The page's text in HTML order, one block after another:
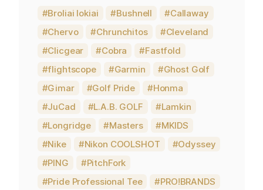
Broliai lokiai Bushnell
Callaway
Chervo
Chrunchitos
Cleveland
Clicgear
Cobra
Fastfold
flightscope
Garmin
Ghost Golf
Gimar
Golf Pride
Honma
JuCad
L.A.B. GOLF
Lamkin
Longridge
Masters
MKIDS
Nike
Nikon COOLSHOT
Odyssey
PING
PitchFork
Pride Professional Tee
PRO!BRANDS